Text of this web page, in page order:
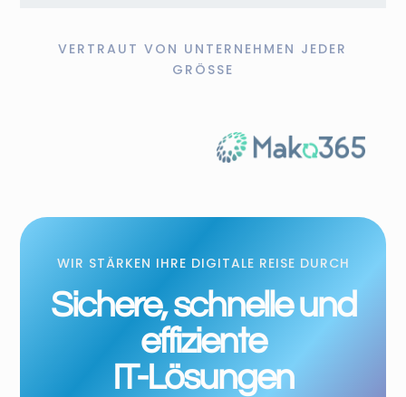
VERTRAUT VON UNTERNEHMEN JEDER
GRÖSSE
WIR STÄRKEN IHRE DIGITALE REISE DURCH
Sichere, schnelle und
effiziente
IT-Lösungen